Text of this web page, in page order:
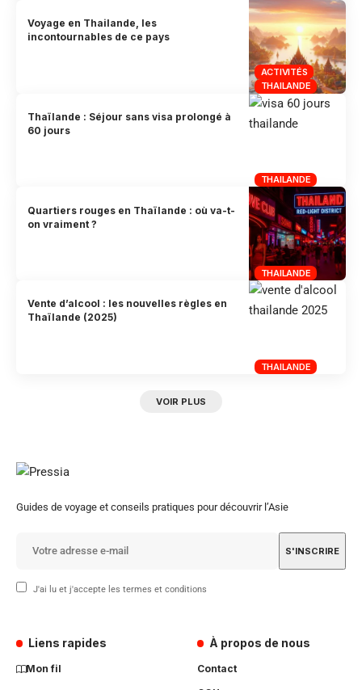
ACTIVITÉS
THAILANDE
Voyage en Thailande, les
incontournables de ce pays
THAILANDE
Thaïlande : Séjour sans visa prolongé à
60 jours
THAILANDE
Quartiers rouges en Thaïlande : où va-t-
on vraiment ?
THAILANDE
Vente d’alcool : les nouvelles règles en
Thaïlande (2025)
VOIR PLUS
Guides de voyage et conseils pratiques pour découvrir l’Asie
J'ai lu et j'accepte les termes et conditions
Liens rapides
Mon fil
À propos de nous
Contact